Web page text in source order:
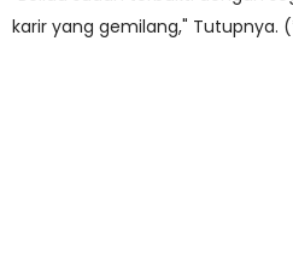
karir yang gemilang," Tutupnya.